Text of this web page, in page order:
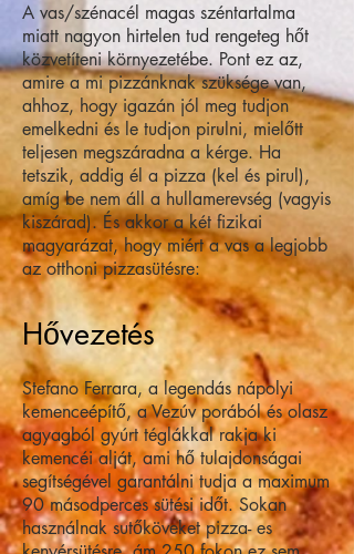
A vas/szénacél magas széntartalma
miatt nagyon hirtelen tud rengeteg hőt
közvetíteni környezetébe. Pont ez az,
amire a mi pizzánknak szüksége van,
ahhoz, hogy igazán jól meg tudjon
emelkedni és le tudjon pirulni, mielőtt
teljesen megszáradna a kérge. Ha
tetszik, addig él a pizza (kel és pirul),
amíg be nem áll a hullamerevség (vagyis
kiszárad). És akkor a két fizikai
magyarázat, hogy miért a vas a legjobb
az otthoni pizzasütésre:
Hővezetés
Stefano Ferrara, a legendás nápolyi
kemenceépítő, a Vezúv porából és olasz
agyagból gyúrt téglákkal rakja ki
kemencéi alját, ami hő tulajdonságai
segítségével garantálni tudja a maximum
90 másodperces sütési időt. Sokan
használnak sutőköveket pizza- es